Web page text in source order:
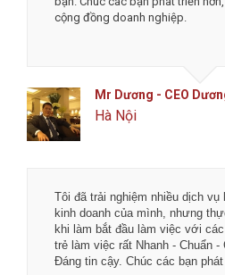
được chủ tịch Hà trực tiếp tư
triển thịnh vượng và đột phá hơn
Mr Tô - Founder &
Đống Đa, Hà Nội
Tôi đã trải nghiệm nhiều dịch
kinh doanh của mình, nhưng
khi làm bắt đầu làm việc với
trẻ làm việc rất Nhanh - Chuẩn
Đáng tin cậy. Chúc các bạn